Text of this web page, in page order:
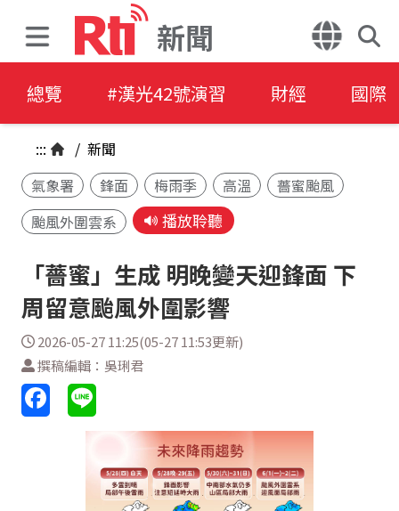
新聞
總覽 #漢光42號演習 財經 國際
::: / 新聞
氣象署
鋒面 梅雨季 高溫
薔蜜颱風
颱風外圍雲系
播放聆聽
「薔蜜」生成 明晚變天迎鋒面 下
周留意颱風外圍影響
2026-05-27 11:25(05-27 11:53更新)
撰稿編輯：吳琍君